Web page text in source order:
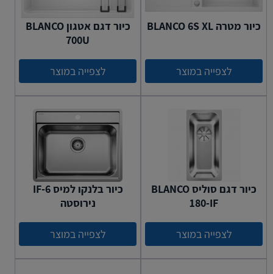
כיור מטרה BLANCO 6S XL
לצפייה במוצר
כיור דגם אטגון BLANCO
700U
לצפייה במוצר
כיור דגם סוליס BLANCO
180-IF
לצפייה במוצר
כיור בלנקו למיס 6-IF
נירוסטה
לצפייה במוצר